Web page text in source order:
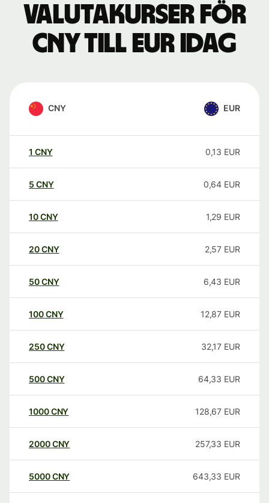
Valutakurser för
CNY till EUR idag
CNY EUR
1 CNY 0,13 EUR
5 CNY 0,64 EUR
10CNY 1,29 EUR
20CNY 2,57 EUR
50CNY 6,43 EUR
100CNY 12,87 EUR
250CNY 32,17 EUR
500CNY 64,33 EUR
1000CNY 128,67 EUR
2000CNY 257,33 EUR
5000CNY 643,33 EUR